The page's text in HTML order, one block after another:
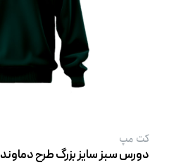
کت‌ مپ
دورس سبز سایز بزرگ طرح دماوند